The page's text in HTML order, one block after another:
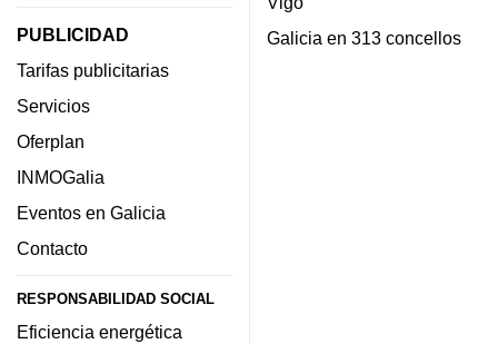
PUBLICIDAD
Tarifas publicitarias
Servicios
Oferplan
INMOGalia
Eventos en Galicia
Contacto
RESPONSABILIDAD SOCIAL
Eficiencia energética
Galicia en 313 concellos